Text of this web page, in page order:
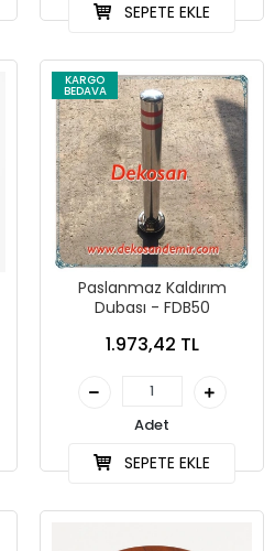
SEPETE EKLE
KARGO
BEDAVA
Paslanmaz Kaldırım
Dubası - FDB50
1.973,42 TL
Adet
SEPETE EKLE